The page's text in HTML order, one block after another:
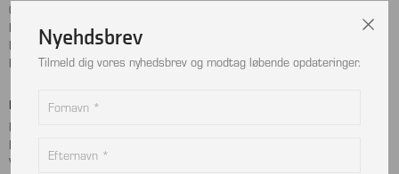
Cookie- og privatlivspolitik
Handelsbetingelser
Kontakt
Returnering
Betalingskort
MobilePay
Dankort
Visa
Nyehdsbrev
Tilmeld dig vores nyhedsbrev og modtag løbende opdateringer.